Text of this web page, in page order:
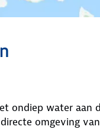
ondiep water aan
omgeving